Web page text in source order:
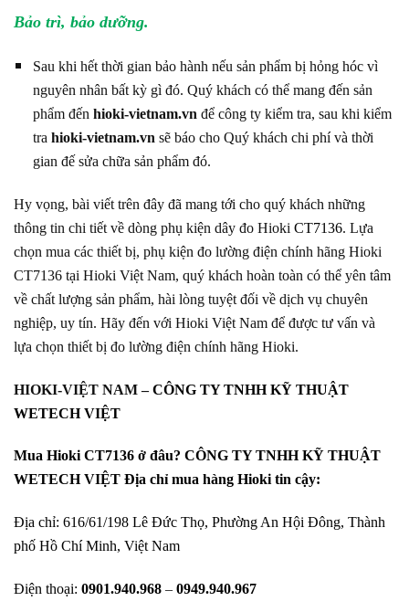
Bảo trì, bảo dưỡng.
Sau khi hết thời gian bảo hành nếu sản phẩm bị hỏng hóc vì
nguyên nhân bất kỳ gì đó. Quý khách có thể mang đến sản
phẩm đến hioki-vietnam.vn để công ty kiểm tra, sau khi kiểm
tra hioki-vietnam.vn sẽ báo cho Quý khách chi phí và thời
gian đế sửa chữa sản phẩm đó.
Hy vọng, bài viết trên đây đã mang tới cho quý khách những
thông tin chi tiết về dòng phụ kiện dây đo Hioki CT7136. Lựa
chọn mua các thiết bị, phụ kiện đo lường điện chính hãng Hioki
CT7136 tại Hioki Việt Nam, quý khách hoàn toàn có thể yên tâm
về chất lượng sản phẩm, hài lòng tuyệt đối về dịch vụ chuyên
nghiệp, uy tín. Hãy đến với Hioki Việt Nam để được tư vấn và
lựa chọn thiết bị đo lường điện chính hãng Hioki.
HIOKI-VIỆT NAM –CÔNG TY TNHH KỸ THUẬT
WETECH VIỆT
Mua Hioki CT7136 ở đâu? CÔNG TY TNHH KỸ THUẬT
WETECH VIỆT Địa chỉ mua hàng Hioki tin cậy:
Địa chỉ: 616/61/198 Lê Đức Thọ, Phường An Hội Đông, Thành
phố Hồ Chí Minh, Việt Nam
Điện thoại: 0901.940.968 – 0949.940.967